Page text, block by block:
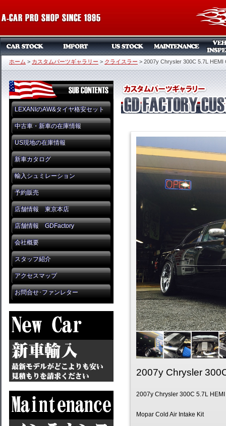
ホーム > カスタムパーツギャラリー > クライスラー > 2007y Chrysler 300C 5.7L HEMI
LEXANIのAW&タイヤ格安セット
中古車・新車の在庫情報
US現地の在庫情報
新車カタログ
輸入シュミレーション
予約販売
店舗情報 東京本店
店舗情報 GDFactory
会社概要
スタッフ紹介
アクセスマップ
お問合せ･ファンレター
2007y Chrysler
2007y Chrysler 300C 5.7L
Mopar Cold Air Intake Kit